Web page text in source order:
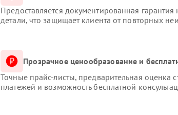
Предоставляется документированная
детали, что защищает клиента от повторных
Прозрачное ценообразование и
Точные прайс-листы, предварительная оценка
платежей и возможность бесплатной